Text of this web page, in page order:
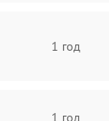
1 год
1 год